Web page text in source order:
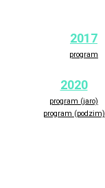
2017
program
2020
program (jaro)
program (podzim)